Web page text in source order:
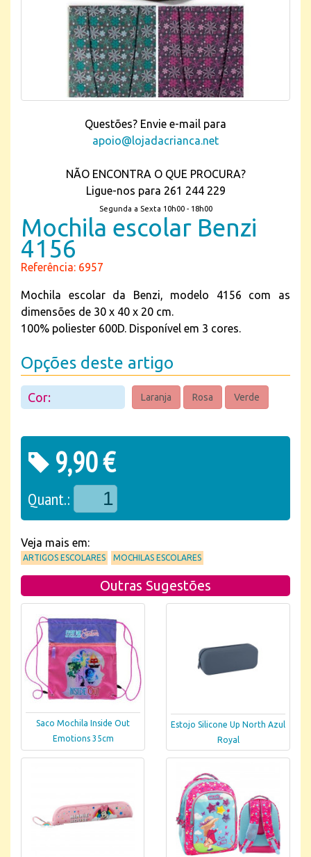
Questões? Envie e-mail para
apoio@lojadacrianca.net
NÃO ENCONTRA O QUE PROCURA?
Ligue-nos para 261 244 229
Segunda a Sexta 10h00 - 18h00
Mochila escolar Benzi
4156
Referência: 6957
Mochila escolar da Benzi, modelo 4156 com as
dimensões de 30 x 40 x 20 cm.
100% poliester 600D. Disponível em 3 cores.
Opções deste artigo
Cor: Laranja Rosa Verde
9,90 €
Quant.:
Veja mais em:
ARTIGOS ESCOLARES MOCHILAS ESCOLARES
Outras Sugestões
Saco Mochila Inside Out
Emotions 35cm
Estojo Silicone Up North Azul
Royal